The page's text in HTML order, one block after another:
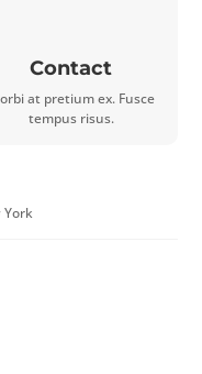
Contact
at pretium ex. Fusce
tempus risus.
York